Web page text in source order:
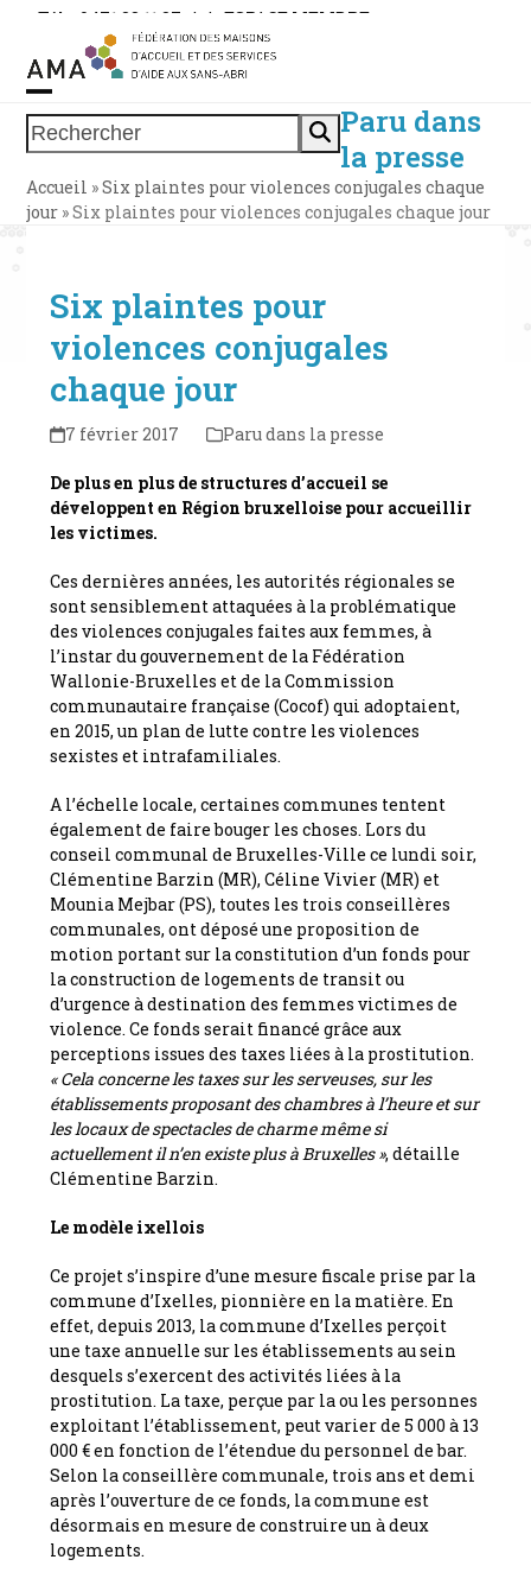
Skip
content
Tél. : 0471 38 11 37 | | ESPACE MEMBRE
Rechercher
Open
mobile
menu
Close
mobile
menu
Paru dans
la presse
Accueil »Six plaintes pour violences conjugales chaque
jour »Six plaintes pour violences conjugales chaque jour
Six plaintes pour
violences conjugales
chaque jour
7 février 2017 Paru dans la presse
De plus en plus de structures d’accueil se
développent en Région bruxelloise pour accueillir
les victimes.
Ces dernières années, les autorités régionales se
sont sensiblement attaquées à la problématique
des violences conjugales faites aux femmes, à
l’instar du gouvernement de la Fédération
Wallonie-Bruxelles et de la Commission
communautaire française (Cocof) qui adoptaient,
en 2015, un plan de lutte contre les violences
sexistes et intrafamiliales.
A l’échelle locale, certaines communes tentent
également de faire bouger les choses. Lors du
conseil communal de Bruxelles-Ville ce lundi soir,
Clémentine Barzin (MR), Céline Vivier (MR) et
Mounia Mejbar (PS), toutes les trois conseillères
communales, ont déposé une proposition de
motion portant sur la constitution d’un fonds pour
la construction de logements de transit ou
d’urgence à destination des femmes victimes de
violence. Ce fonds serait financé grâce aux
perceptions issues des taxes liées à la prostitution.
« Cela concerne les taxes sur les serveuses, sur les
établissements proposant des chambres à l’heure et sur
les locaux de spectacles de charme même si
actuellement il n’en existe plus à Bruxelles », détaille
Clémentine Barzin.
Le modèle ixellois
Ce projet s’inspire d’une mesure fiscale prise par la
commune d’Ixelles, pionnière en la matière. En
effet, depuis 2013, la commune d’Ixelles perçoit
une taxe annuelle sur les établissements au sein
desquels s’exercent des activités liées à la
prostitution. La taxe, perçue par la ou les personnes
exploitant l’établissement, peut varier de 5 000 à 13
000 € en fonction de l’étendue du personnel de bar.
Selon la conseillère communale, trois ans et demi
après l’ouverture de ce fonds, la commune est
désormais en mesure de construire un à deux
logements.